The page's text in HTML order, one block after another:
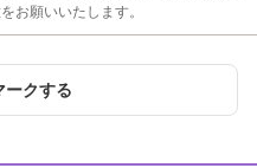
お願いいたします。
ークする